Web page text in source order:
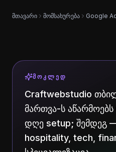
მთავარი მომსახურება Google
ᲛᲝᲙᲚᲔᲓ
Craftwebstudio
მართვა-ს
დღე setup; შემდეგ
hospitality, tech,